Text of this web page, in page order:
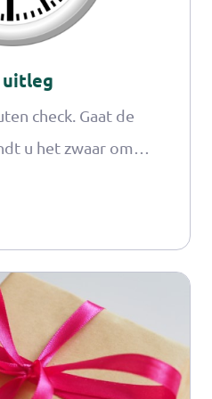
uitleg
check. Gaat de
u het zwaar om